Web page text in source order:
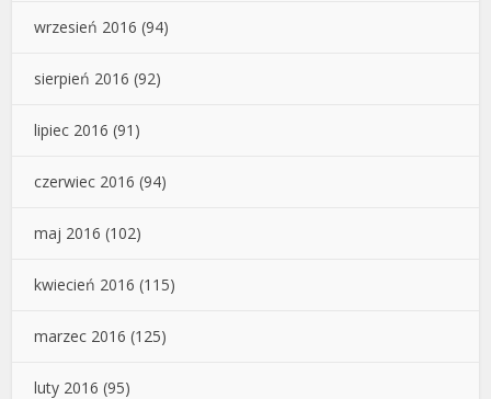
wrzesień 2016 (94)
sierpień 2016 (92)
lipiec 2016 (91)
czerwiec 2016 (94)
maj 2016 (102)
kwiecień 2016 (115)
marzec 2016 (125)
luty 2016 (95)